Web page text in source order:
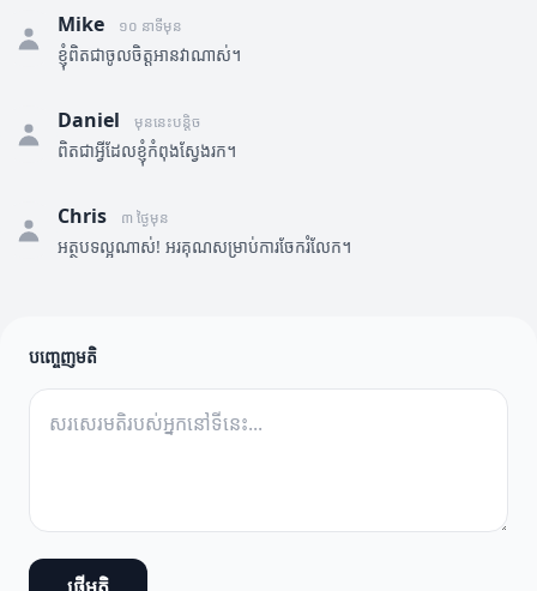
Mike ១០ នាទីមុន
ខ្ញុំពិតជាចូលចិត្តអានវាណាស់។
Daniel មុននេះបន្តិច
ពិតជាអ្វីដែលខ្ញុំកំពុងស្វែងរក។
Chris ៣ ថ្ងៃមុន
អត្ថបទល្អណាស់! អរគុណសម្រាប់ការចែករំលែក។
បញ្ចេញមតិ